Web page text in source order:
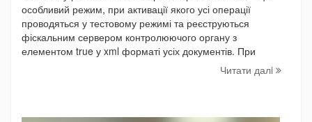
особливий режим, при активації якого усі операції
проводяться у тестовому режимі та реєструються
фіскальним сервером контролюючого органу з
елементом true у xml форматі усіх документів. При
Читати далi